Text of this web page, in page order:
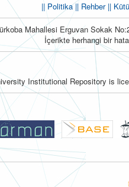
|| Politika|| Rehber||
Mahallesi Erguvan Sokak
İçerikte herhangi bir
Institutional Repository is